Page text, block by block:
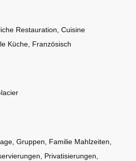
Restauration, Cuisine
Küche, Französisch
Gruppen, Familie Mahlzeiten,
Privatisierungen,